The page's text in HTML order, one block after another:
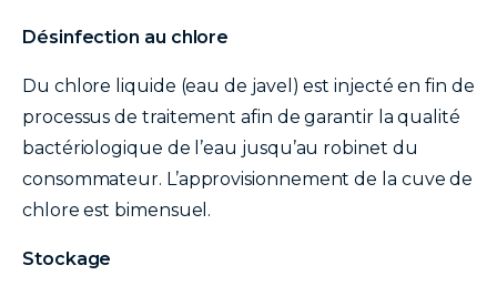
Désinfection au chlore
Du chlore liquide (eau de javel) est injecté en fin de
processus de traitement afin de garantir la qualité
bactériologique de l’eau jusqu’au robinet du
consommateur. L’approvisionnement de la cuve de
chlore est bimensuel.
Stockage